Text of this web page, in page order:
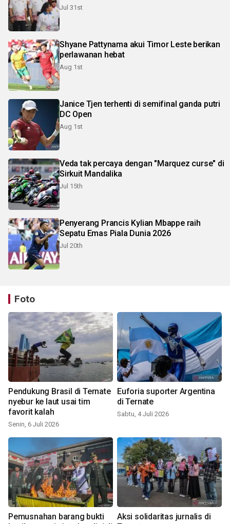
Jul 31st
Shyane Pattynama akui Timor Leste berikan
perlawanan hebat
Aug 1st
Janice Tjen terhenti di semifinal ganda putri
DC Open
Aug 1st
Veda tak percaya dengan "Marquez curse" di
Sirkuit Mandalika
Jul 15th
Penyerang Prancis Kylian Mbappe raih
Sepatu Emas Piala Dunia 2026
Jul 20th
Foto
Pendukung Brasil di Ternate
nyebur ke laut usai tim
favorit kalah
Senin, 6 Juli 2026
Euforia suporter Argentina
di Ternate
Sabtu, 4 Juli 2026
Pemusnahan barang bukti
Aksi solidaritas jurnalis di